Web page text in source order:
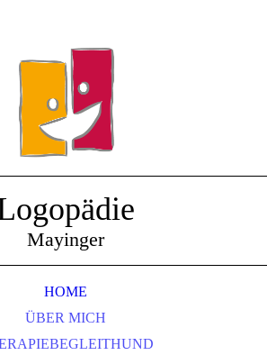
Mayinger
HOME
ÜBER MICH